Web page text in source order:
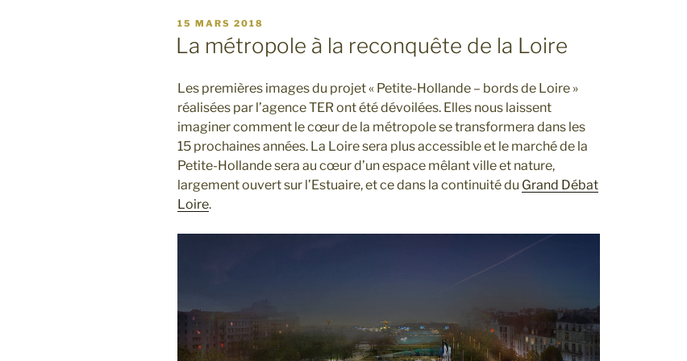
métropole
transitions »
PUBLIÉ
LE
15 MARS 2018
La métropole à la reconquête de la Loire
Les premières images du projet « Petite-Hollande – bords de Loire »
réalisées par l’agence TER ont été dévoilées. Elles nous laissent
imaginer comment le cœur de la métropole se transformera dans les
15 prochaines années. La Loire sera plus accessible et le marché de la
Petite-Hollande sera au cœur d’un espace mêlant ville et nature,
largement ouvert sur l’Estuaire, et ce dans la continuité du Grand Débat
Loire.